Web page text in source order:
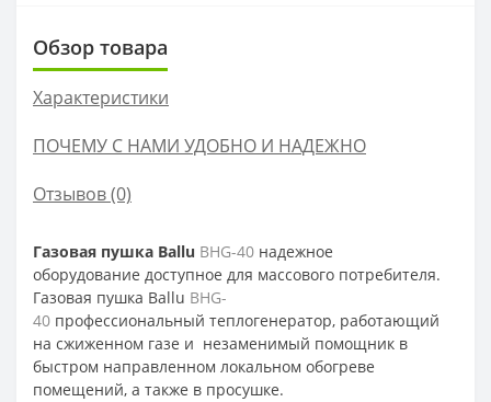
Обзор товара
Характеристики
ПОЧЕМУ С НАМИ УДОБНО И НАДЕЖНО
Отзывов (0)
Газовая пушка Ballu BHG-40 надежное
оборудование доступное для массового потребителя.
Газовая пушка Ballu BHG-
40 профессиональный теплогенератор, работающий
на сжиженном газе и незаменимый помощник в
быстром направленном локальном обогреве
помещений, а также в просушке.